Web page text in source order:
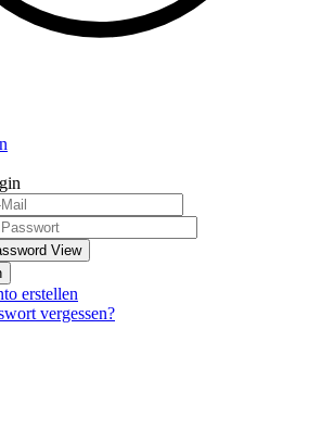
View
erstellen
vergessen?